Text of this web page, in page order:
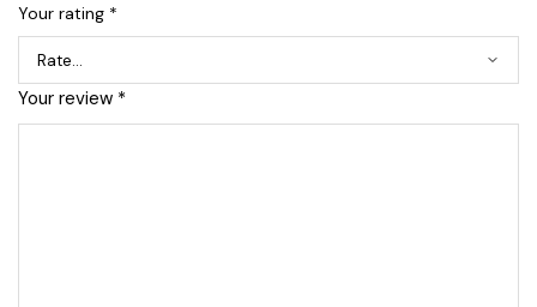
Your rating *
Your review *